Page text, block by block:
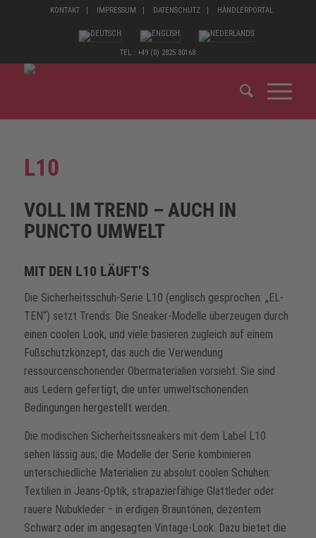
KONTAKT IMPRESSUM DATENSCHUTZ HÄNDLERPORTAL
TEL.: +49 (0) 2825 80168
L10
VOLL IM TREND – AUCH IN
PUNCTO UMWELT
MIT DEN L10 LÄUFT’S
Die Sicherheitsschuh-Serie L10 (englisch gesprochen: „EL-
TEN“) setzt Trends: Die Sneaker-Modelle überzeugen durch
einen coolen Look, und viele basieren zugleich auf einem
Fußschutzkonzept, das auch die Verwendung
ressourcenschonender Obermaterialien vorsieht. Sie sind
aus Ledern gefertigt, die unter umweltschonenden
Bedingungen hergestellt werden.
Die modischen Sicherheitssneakers mit dem Label L10
sehen lässig aus; die Modelle der Serie kombinieren
unterschiedliche Materialien zu absolut coolen Schuhen:
Textilien in Jeans-Optik, strapazierfähige Glattleder oder
rauere Nubukleder ‒ in erdigen Brauntönen, dezentem
Schwarz oder im angesagten Vintage-Look. Dazu bietet die